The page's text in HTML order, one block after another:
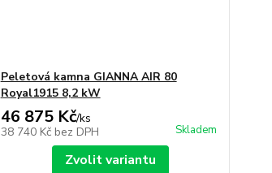
Peletová kamna GIANNA AIR 80
Royal1915 8,2 kW
46 875 Kč/ks
38 740 Kč bez DPH Skladem
Zvolit variantu